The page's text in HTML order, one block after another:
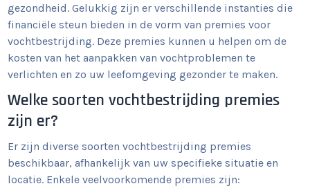
gezondheid. Gelukkig zijn er verschillende instanties die
financiële steun bieden in de vorm van premies voor
vochtbestrijding. Deze premies kunnen u helpen om de
kosten van het aanpakken van vochtproblemen te
verlichten en zo uw leefomgeving gezonder te maken.
Welke soorten vochtbestrijding premies
zijn er?
Er zijn diverse soorten vochtbestrijding premies
beschikbaar, afhankelijk van uw specifieke situatie en
locatie. Enkele veelvoorkomende premies zijn: